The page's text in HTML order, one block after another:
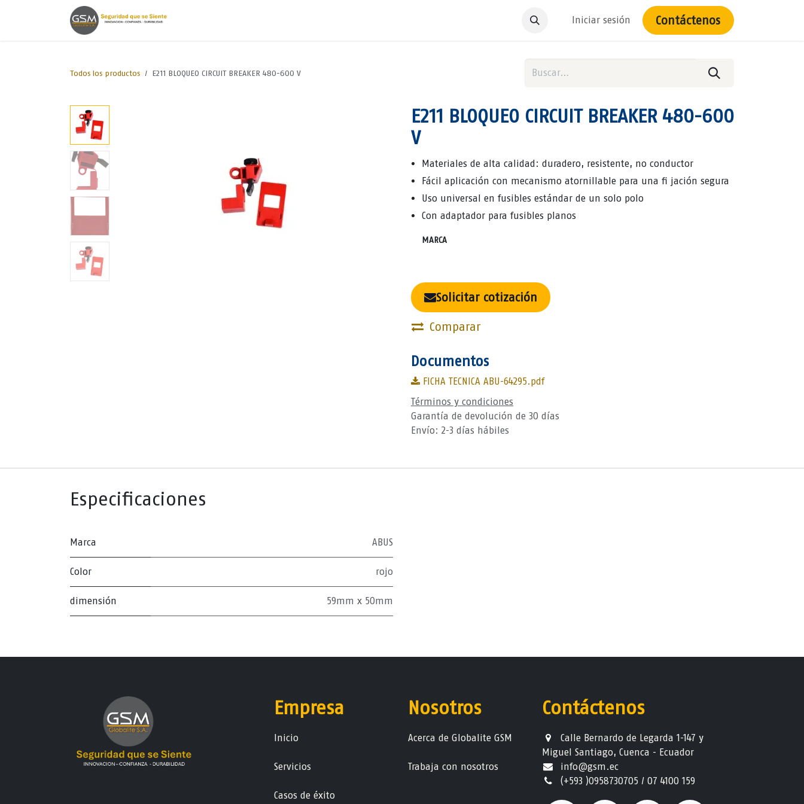
Ir al contenido
Iniciar sesión Contáctenos
Todos los productos E211 BLOQUEO CIRCUIT BREAKER 480-600 V
E211 BLOQUEO CIRCUIT BREAKER 480-600
V
Materiales de alta calidad: duradero, resistente, no conductor
Fácil aplicación con mecanismo atornillable para una fi jación segura
Uso universal en fusibles estándar de un solo polo
Con adaptador para fusibles planos
MARCA
Solicitar cotización
Comparar
Documentos
FICHA TECNICA ABU-64295.pdf
Términos y condiciones
Garantía de devolución de 30 días
Envío: 2-3 días hábiles
Especificaciones
Marca ABUS
Color rojo
dimensión 59mm x 50mm
Contáctenos
Calle Bernardo de Legarda 1-147 y
Miguel Santiago, Cuenca - Ecuador
info@gsm.ec​
(+593 )0958730705 / 07 4100 159
Empresa
Ini​ci​o
Servicios
Casos de éxito
Nosotros
Acerca de Globalite GSM
Trabaja con nosotros